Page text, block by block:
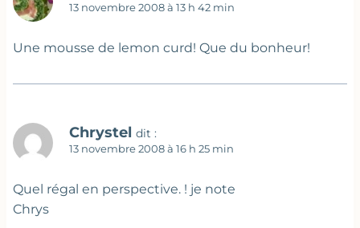
13 novembre 2008 à 13 h 42 min
Une mousse de lemon curd! Que du bonheur!
Chrystel dit :
13 novembre 2008 à 16 h 25 min
Quel régal en perspective. ! je note
Chrys